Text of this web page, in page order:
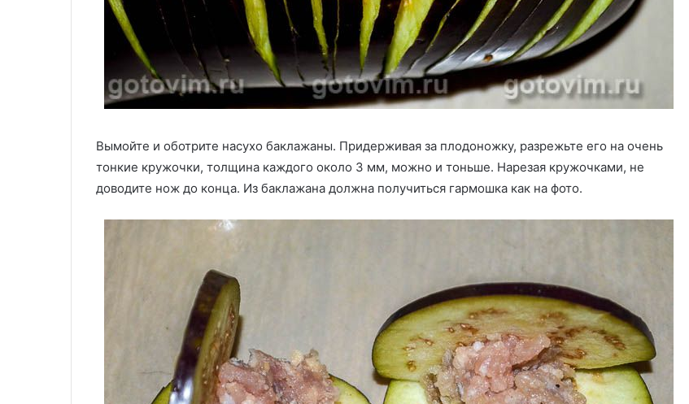
Вымойте и оботрите насухо баклажаны. Придерживая за плодоножку, разрежьте его на очень
тонкие кружочки, толщина каждого около 3 мм, можно и тоньше. Нарезая кружочками, не
доводите нож до конца. Из баклажана должна получиться гармошка как на фото.